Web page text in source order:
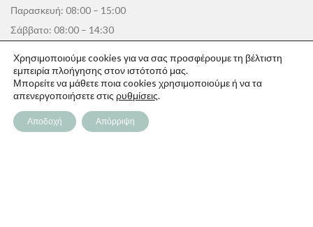
Παρασκευή: 08:00 – 15:00
Σάββατο: 08:00 – 14:30
ΠΑΠΑΓΕΩΡΓΊΟΥ
Η Εταιρεία
Χρησιμοποιούμε cookies για να σας προσφέρουμε τη βέλτιστη
εμπειρία πλοήγησης στον ιστότοπό μας.
Μπορείτε να μάθετε ποια cookies χρησιμοποιούμε ή να τα
απενεργοποιήσετε στις ρυθμίσεις.
Αποδοχή Απόρριψη